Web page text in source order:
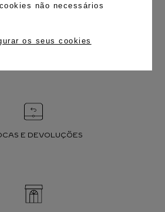
não necessários
os seus cookies
E DEVOLUÇÕES